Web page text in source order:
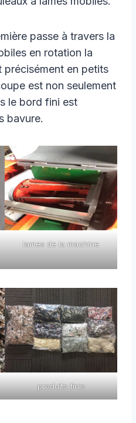
passe à travers la
en rotation la
précisément en petits
est non seulement
le bord fini est
bavure.
lames de la machine
produits finis